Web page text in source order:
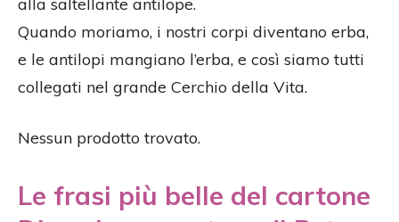
alla saltellante antilope.
Quando moriamo, i nostri corpi diventano erba,
e le antilopi mangiano l’erba, e così siamo tutti
collegati nel grande Cerchio della Vita.
Nessun prodotto trovato.
Le frasi più belle del cartone